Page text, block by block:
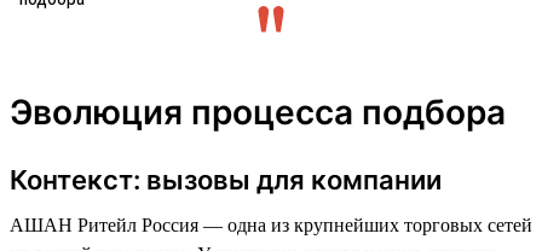
Эволюция процесса подбора
Контекст: вызовы для компании
АШАН Ритейл Россия — одна из крупнейших торговых сетей